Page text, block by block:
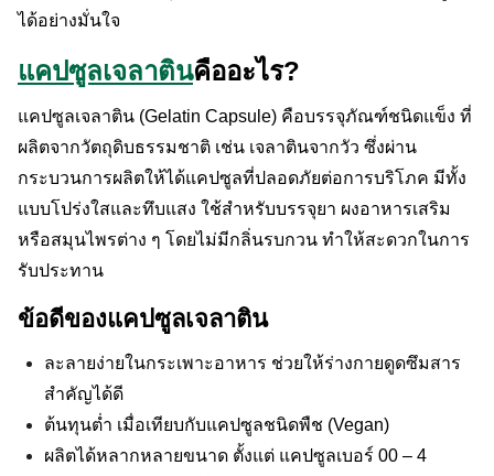
ได้อย่างมั่นใจ
แคปซูลเจลาตินคืออะไร?
แคปซูลเจลาติน (Gelatin Capsule) คือบรรจุภัณฑ์ชนิดแข็ง ที่
ผลิตจากวัตถุดิบธรรมชาติ เช่น เจลาตินจากวัว ซึ่งผ่าน
กระบวนการผลิตให้ได้แคปซูลที่ปลอดภัยต่อการบริโภค มีทั้ง
แบบโปร่งใสและทึบแสง ใช้สำหรับบรรจุยา ผงอาหารเสริม
หรือสมุนไพรต่าง ๆ โดยไม่มีกลิ่นรบกวน ทำให้สะดวกในการ
รับประทาน
ข้อดีของแคปซูลเจลาติน
ละลายง่ายในกระเพาะอาหาร ช่วยให้ร่างกายดูดซึมสาร
สำคัญได้ดี
ต้นทุนต่ำ เมื่อเทียบกับแคปซูลชนิดพืช (Vegan)
ผลิตได้หลากหลายขนาด ตั้งแต่ แคปซูลเบอร์ 00 – 4